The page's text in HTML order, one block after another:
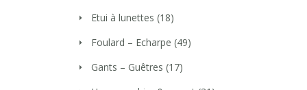
Etui à lunettes (18)
Foulard – Echarpe (49)
Gants – Guêtres (17)